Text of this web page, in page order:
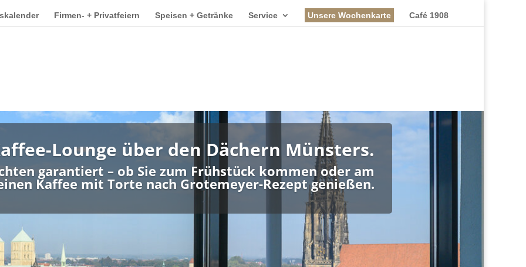
Firmen- + Privatfeiern Speisen + Getränke Service Unsere Wochenkarte Café 1908
Lounge über den Dächern Münsters.
garantiert – ob Sie zum Frühstück kommen oder am
Kaffee mit Torte nach Grotemeyer-Rezept genießen.